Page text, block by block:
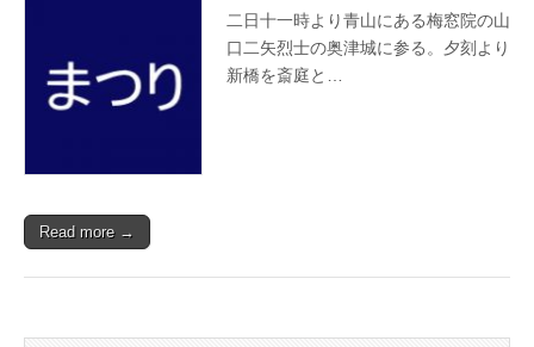
號
發
行
の
二
矢
烈
士
二日十一時より青山にある梅窓院の山
口二矢烈士の奥津城に参る。夕刻より
新橋を斎庭と…
Read more →